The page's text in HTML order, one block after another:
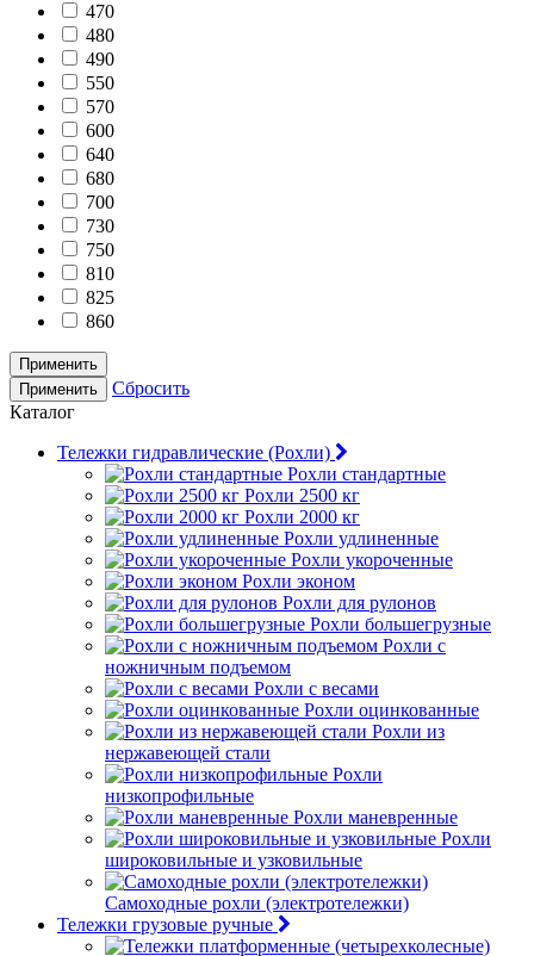
470
480
490
550
570
600
640
680
700
730
750
810
825
860
Применить
Применить
Сбросить
Каталог
Тележки гидравлические (Рохли)
Рохли стандартные
Рохли 2500 кг
Рохли 2000 кг
Рохли удлиненные
Рохли укороченные
Рохли эконом
Рохли для рулонов
Рохли большегрузные
Рохли с
ножничным подъемом
Рохли с весами
Рохли оцинкованные
Рохли из
нержавеющей стали
Рохли
низкопрофильные
Рохли маневренные
Рохли
широковильные и узковильные
Самоходные рохли (электротележки)
Тележки грузовые ручные